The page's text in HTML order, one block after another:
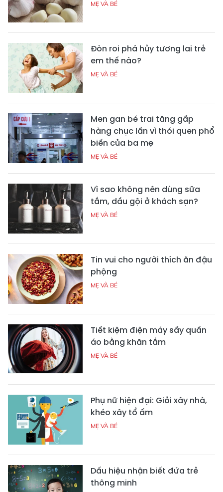
MẸ VÀ BÉ
Đòn roi phá hủy tương lai trẻ
em thế nào?
MẸ VÀ BÉ
Men gan bé trai tăng gấp
hàng chục lần vì thói quen phổ
biến của ba mẹ
MẸ VÀ BÉ
Vì sao không nên dùng sữa
tắm, dầu gội ở khách sạn?
MẸ VÀ BÉ
Tin vui cho người thích ăn đậu
phộng
MẸ VÀ BÉ
Tiết kiệm điện máy sấy quần
áo bằng khăn tắm
MẸ VÀ BÉ
Phụ nữ hiện đại: Giỏi xây nhà,
khéo xây tổ ấm
MẸ VÀ BÉ
Dấu hiệu nhận biết đứa trẻ
thông minh